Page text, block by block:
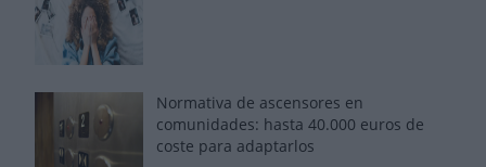
Normativa de ascensores en
comunidades: hasta 40.000 euros de
coste para adaptarlos